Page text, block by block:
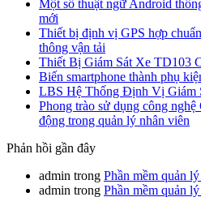
Một số thuật ngữ Android
mới
Thiết bị định vị GPS hợp
thông vận tải
Thiết Bị Giám Sát Xe TD103
Biến smartphone thành phụ
LBS Hệ Thống Định Vị Giám
Phong trào sử dụng công
động trong quản lý nhân viên
Phản hồi gần đây
admin trong Phần mềm quản
admin trong Phần mềm quản